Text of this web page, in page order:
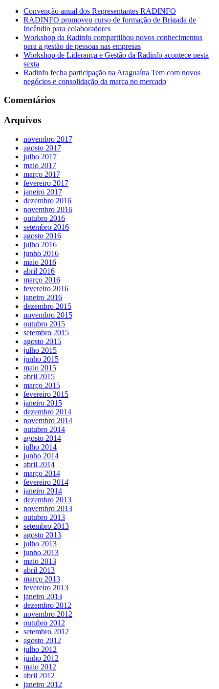
Convenção anual dos Representantes RADINFO
RADINFO promoveu curso de formação de Brigada de
Incêndio para colaboradores
Workshop da Radinfo compartilhou novos conhecimentos
para a gestão de pessoas nas empresas
Workshop de Liderança e Gestão da Radinfo acontece nesta
sexta
Radinfo fecha participação na Araguaína Tem com novos
negócios e consolidação da marca no mercado
Comentários
Arquivos
novembro 2017
agosto 2017
julho 2017
maio 2017
março 2017
fevereiro 2017
janeiro 2017
dezembro 2016
novembro 2016
outubro 2016
setembro 2016
agosto 2016
julho 2016
junho 2016
maio 2016
abril 2016
março 2016
fevereiro 2016
janeiro 2016
dezembro 2015
novembro 2015
outubro 2015
setembro 2015
agosto 2015
julho 2015
junho 2015
maio 2015
abril 2015
março 2015
fevereiro 2015
janeiro 2015
dezembro 2014
novembro 2014
outubro 2014
agosto 2014
julho 2014
junho 2014
abril 2014
março 2014
fevereiro 2014
janeiro 2014
dezembro 2013
novembro 2013
outubro 2013
setembro 2013
agosto 2013
julho 2013
junho 2013
maio 2013
abril 2013
março 2013
fevereiro 2013
janeiro 2013
dezembro 2012
novembro 2012
outubro 2012
setembro 2012
agosto 2012
julho 2012
junho 2012
maio 2012
abril 2012
janeiro 2012